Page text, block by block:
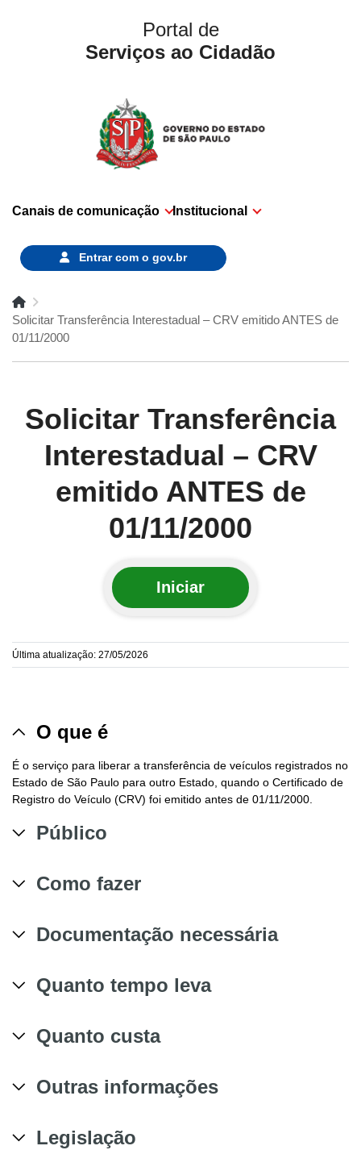
Portal de
Serviços ao Cidadão
Canais de comunicação Institucional
Entrar com o gov.br
Solicitar Transferência Interestadual – CRV emitido ANTES de
01/11/2000
Solicitar Transferência
Interestadual – CRV
emitido ANTES de
01/11/2000
Iniciar
Última atualização: 27/05/2026
O que é
É o serviço para liberar a transferência de veículos registrados no
Estado de São Paulo para outro Estado, quando o Certificado de
Registro do Veículo (CRV) foi emitido antes de 01/11/2000.
Público
Como fazer
Documentação necessária
Quanto tempo leva
Quanto custa
Outras informações
Legislação